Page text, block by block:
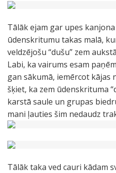
Tālāk ejam gar upes
ūdenskritumu takas malā,
veldzējošu “dušu” zem
Labi, ka vairums esam
gan sākumā, iemērcot kājas
šķiet, ka zem ūdenskrituma
karstā saule un grupas
mani ļauties šim nedaudz
Tālāk taka ved cauri kādam